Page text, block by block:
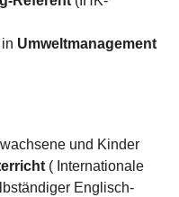
Umweltmanagement
und Kinder
( Internationale
Englisch-